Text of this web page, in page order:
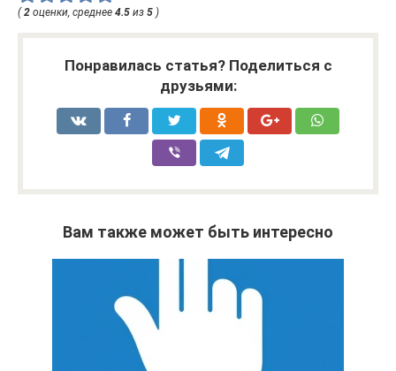
( 2 оценки, среднее 4.5 из 5 )
Понравилась статья? Поделиться с
друзьями:
Вам также может быть интересно